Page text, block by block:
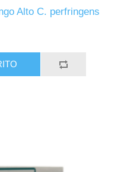
Alto C. perfringens